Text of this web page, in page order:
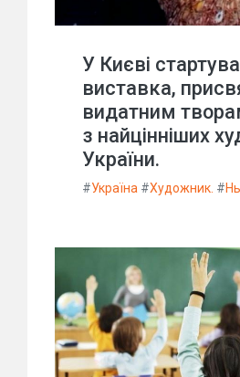
У Києві
виставка,
видатним
з найцінніших
України.
#Україна #Художник. #